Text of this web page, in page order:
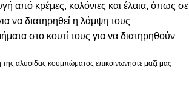
από κρέμες, κολόνιες και έλαια, όπως σε
να διατηρηθεί η λάμψη τους
στο κουτί τους για να διατηρηθούν
αλυσίδας κουμπώματος επικοινωνήστε μαζί μας